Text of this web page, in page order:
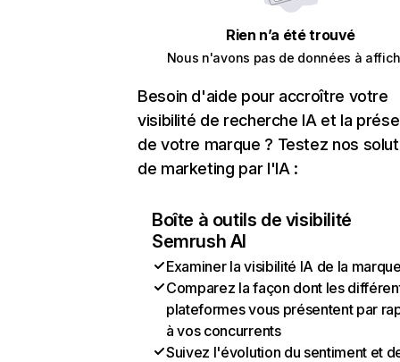
Rien n’a été trouvé
Nous n'avons pas de données à
Besoin d'aide pour accroître votre
visibilité de recherche IA et la
de votre marque ? Testez nos
de marketing par l'IA :
Boîte à outils de visibilité
Semrush AI
Examiner la visibilité IA de la
Comparez la façon dont les
plateformes vous présentent par
à vos concurrents
Suivez l'évolution du sentiment et